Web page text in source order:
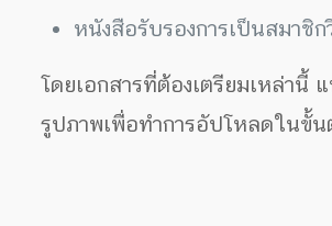
หนังสือรับรองการเป็นสมาชิ
โดยเอกสารที่ต้องเตรียมเหล่านี้
รูปภาพเพื่อทำการอัปโหลดในขั้